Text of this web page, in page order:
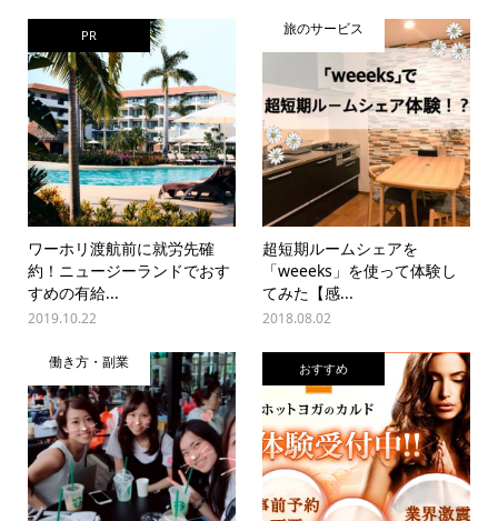
PR
ワーホリ渡航前に就労先確
約！ニュージーランドでおす
すめの有給...
2019.10.22
旅のサービス
超短期ルームシェアを
「weeeks」を使って体験し
てみた【感...
2018.08.02
働き方・副業 おすすめ